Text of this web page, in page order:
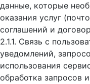
данные, которые
оказания услуг
соглашений и
2.1.1. Связь с
уведомлений,
использования
обработка запросов